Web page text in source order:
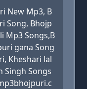
New Mp3, B
Song, Bhojp
Mp3 Songs,B
gana Song
Kheshari lal
Singh Songs